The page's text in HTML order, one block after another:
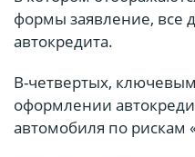
формы заявление, все
автокредита.
В-четвертых,
оформлении
автомобиля по рискам